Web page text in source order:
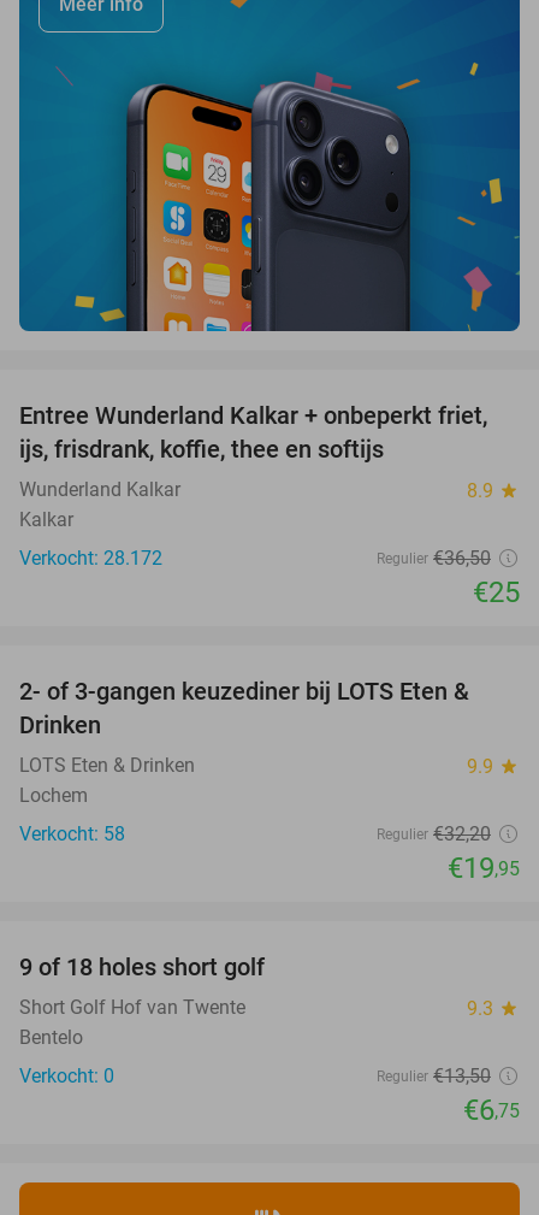
32%
Entree Wunderland Kalkar + onbeperkt friet,
ijs, frisdrank, koffie, thee en softijs
Wunderland Kalkar 8.9 star
Kalkar
Verkocht: 28.172
Regulier €36,50
€25
38%
2- of 3-gangen keuzediner bij LOTS Eten &
Drinken
LOTS Eten & Drinken 9.9 star
Lochem
Verkocht: 58
Regulier €32,20
€19,95
TODAY
9 of 18 holes short golf
Short Golf Hof van Twente 9.3 star
Bentelo
Verkocht: 0
Regulier €13,50
€6,75